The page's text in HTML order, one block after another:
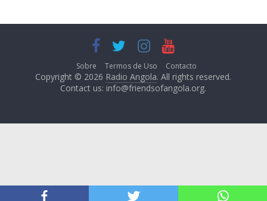
Sobre Termos de Uso Contacto
Copyright © 2026 Radio Angola. All rights reserved.
Contact us: info@friendsofangola.org.